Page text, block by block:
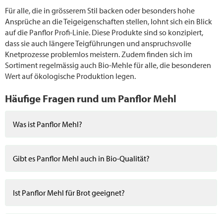
Für alle, die in grösserem Stil backen oder besonders hohe
Ansprüche an die Teigeigenschaften stellen, lohnt sich ein Blick
auf die Panflor Profi-Linie. Diese Produkte sind so konzipiert,
dass sie auch längere Teigführungen und anspruchsvolle
Knetprozesse problemlos meistern. Zudem finden sich im
Sortiment regelmässig auch Bio-Mehle für alle, die besonderen
Wert auf ökologische Produktion legen.
Häufige Fragen rund um Panflor Mehl
Was ist Panflor Mehl?
Gibt es Panflor Mehl auch in Bio-Qualität?
Ist Panflor Mehl für Brot geeignet?